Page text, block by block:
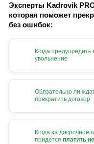
Эксперты Kadrovik
которая поможет
без ошибок:
Когда
увольнение
Обязательно ли
прекратить договор
Когда за досрочное
придется платить